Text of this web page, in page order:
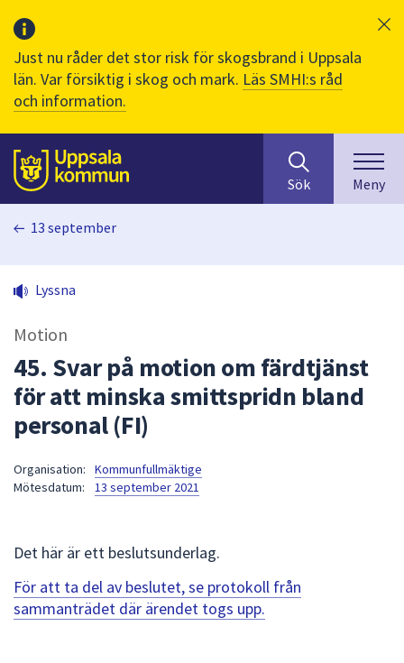
Just nu råder det stor risk för skogsbrand i Uppsala
län. Var försiktig i skog och mark. Läs SMHI:s råd
och information.
Till sidans
huvudinnehåll
efter
innehåll
på
sökfältet
kommer
sökförslag
att
navigera
mellan
Sök Meny
13 september
Lyssna
Motion
45. Svar på motion om färdtjänst
för att minska smittspridn bland
personal (FI)
Organisation:
Kommunfullmäktige
Mötesdatum:
13 september 2021
Det här är ett beslutsunderlag.
För att ta del av beslutet, se protokoll från
sammanträdet där ärendet togs upp.